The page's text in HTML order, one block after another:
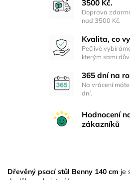
3500 Kč.
Doprava
nad 3500 Kč.
Kvalita, co
Pečlivě
kterým sami
365 dní na
Na vrácení
dní.
Hodnocení
zákazníků
Dřevěný psací stůl Benny 140 cm je